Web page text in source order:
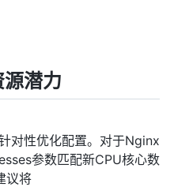
潜力
对性优化配置。对于Nginx
参数匹配新CPU核心数
议将